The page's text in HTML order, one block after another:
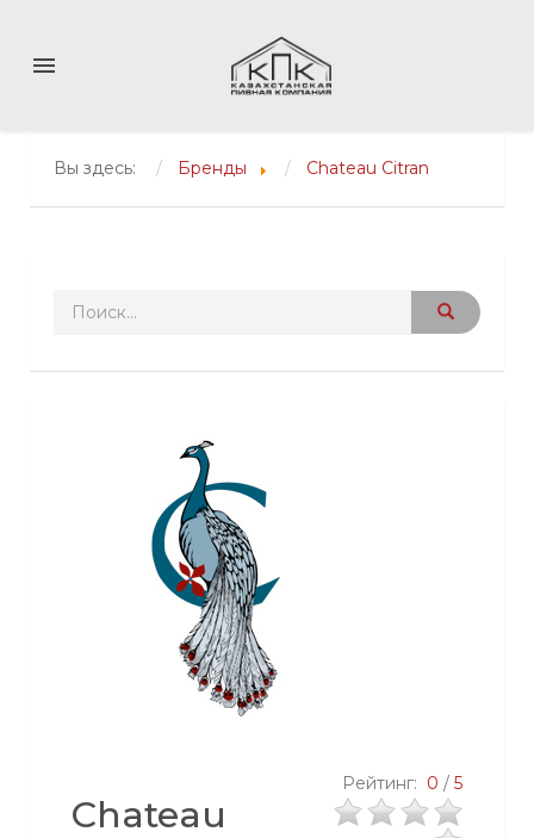
menu
Вы здесь: Бренды Chateau Citran
Chateau
Рейтинг: 0 / 5